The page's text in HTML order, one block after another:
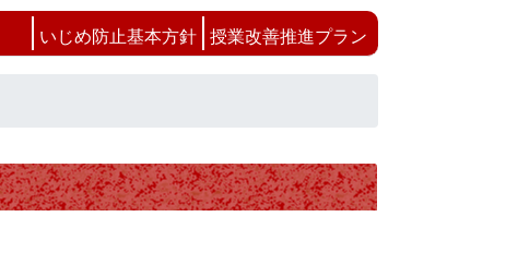
いじめ防止基本方針 授業改善推進プラン